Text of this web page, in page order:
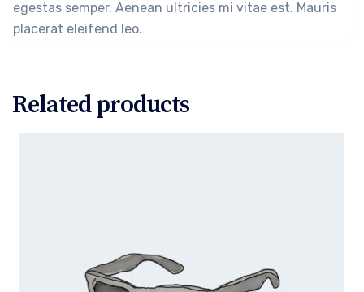
egestas semper. Aenean ultricies mi vitae est. Mauris
placerat eleifend leo.
Related products